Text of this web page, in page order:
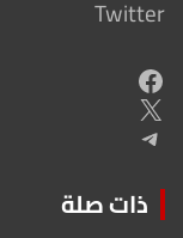
Twitter
Facebook
X
Telegram
ذات صلة